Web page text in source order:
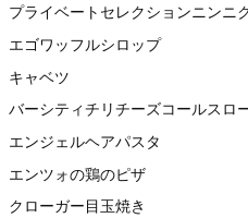
プライベートセレクションニンニ
エゴワッフルシロップ
キャベツ
バーシティチリチーズコールスロ
エンジェルヘアパスタ
エンツォの鶏のピザ
クローガー目玉焼き